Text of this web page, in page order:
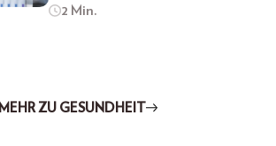
2 Min.
MEHR ZU GESUNDHEIT